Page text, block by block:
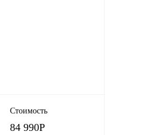
Стоимость
84 990Р